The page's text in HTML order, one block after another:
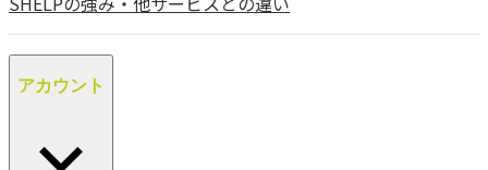
アカウント